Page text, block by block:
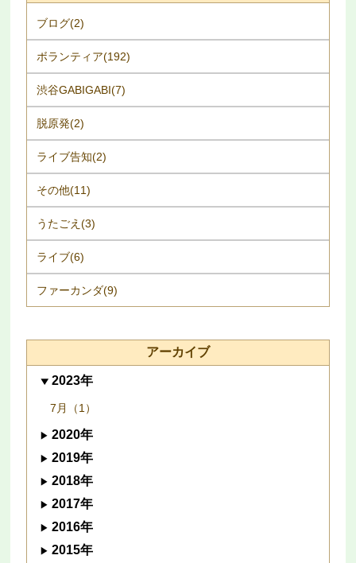
ブログ(2)
ボランティア(192)
渋谷GABIGABI(7)
脱原発(2)
ライブ告知(2)
その他(11)
うたごえ(3)
ライブ(6)
ファーカンダ(9)
アーカイブ
2023年
7月（1）
2020年
2019年
2018年
2017年
2016年
2015年